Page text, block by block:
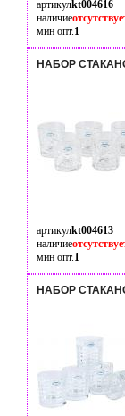
артикулkt004616
наличие
мин опт.1
НАБОР
артикулkt004613
наличие
мин опт.1
НАБОР